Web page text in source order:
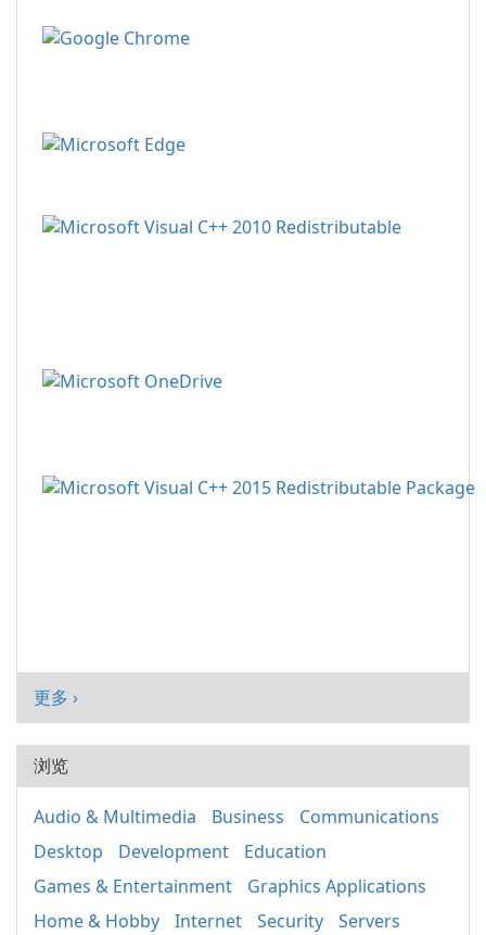
更多 ›
浏览
Audio & Multimedia Business
Communications
Desktop
Development
Education
Games & Entertainment
Graphics Applications
Home & Hobby
Internet Security
Servers